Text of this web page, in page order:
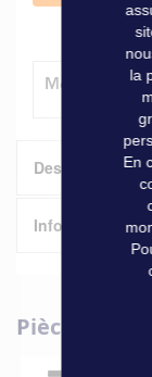
Modes de
Description
Qualité de
la corrosion.
à ses raccords
simple
Filtre complet
débit max. 100 l/
Informations
Informations
Pièces
la
En